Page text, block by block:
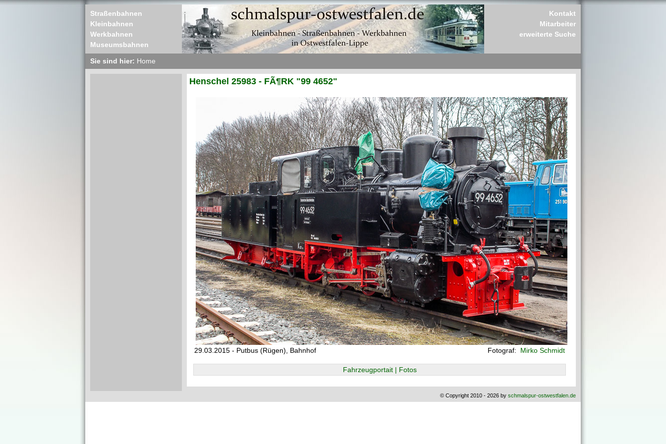
Straßenbahnen
Kleinbahnen
Werkbahnen
Museumsbahnen
Kontakt
Mitarbeiter
erweiterte Suche
Sie sind hier: Home
Henschel 25983 - FÃ¶RK "99 4652"
29.03.2015 - Putbus (Rügen), Bahnhof Fotograf: Mirko Schmidt
Fahrzeugportait | Fotos
© Copyright 2010 - 2026 by schmalspur-ostwestfalen.de